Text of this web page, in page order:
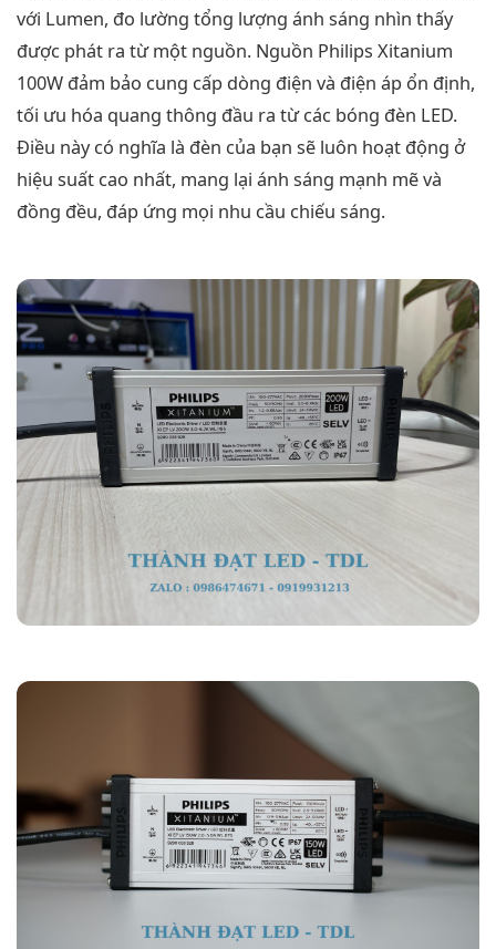
với Lumen, đo lường tổng lượng ánh sáng nhìn thấy
được phát ra từ một nguồn. Nguồn Philips Xitanium
100W đảm bảo cung cấp dòng điện và điện áp ổn định,
tối ưu hóa quang thông đầu ra từ các bóng đèn LED.
Điều này có nghĩa là đèn của bạn sẽ luôn hoạt động ở
hiệu suất cao nhất, mang lại ánh sáng mạnh mẽ và
đồng đều, đáp ứng mọi nhu cầu chiếu sáng.